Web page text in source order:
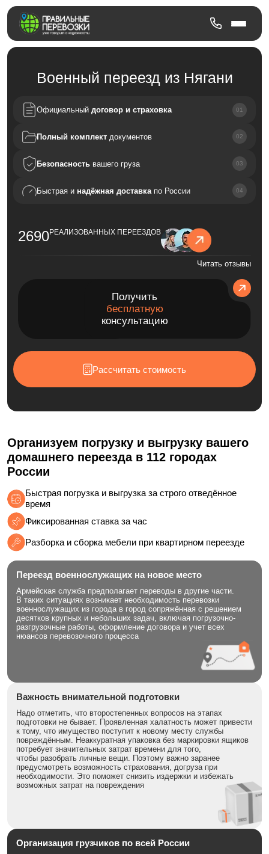
Военный переезд из Нягани
Официальный договор и страховка
Полный комплект документов
Безопасность вашего груза
Быстрая и надёжная доставка по России
2690РЕАЛИЗОВАННЫХ ПЕРЕЕЗДОВ
Получить
бесплатную
консультацию
Рассчитать стоимость
Организуем погрузку и выгрузку вашего
домашнего переезда в 112 городах
России
Быстрая погрузка и выгрузка за строго отведённое
время
Фиксированная ставка за час
Разборка и сборка мебели при квартирном переезде
Переезд военнослужащих на новое место
Армейская служба предполагает переводы в другие части.
В таких ситуациях возникает необходимость перевозки
военнослужащих из города в город сопряжённая с решением
десятков крупных и небольших задач, включая погрузочно-
разгрузочные работы, оформление договора и учет всех
нюансов перевозочного процесса
Важность внимательной подготовки
Надо отметить, что второстепенных вопросов на этапах
подготовки не бывает. Проявленная халатность может привести
к тому, что имущество поступит к новому месту службы
повреждённым. Неаккуратная упаковка без маркировки ящиков
потребует значительных затрат времени для того,
чтобы разобрать личные вещи. Поэтому важно заранее
предусмотреть возможность страхования, догруза при
необходимости. Это поможет снизить издержки и избежать
возможных затрат на повреждения
Организация грузчиков по всей России